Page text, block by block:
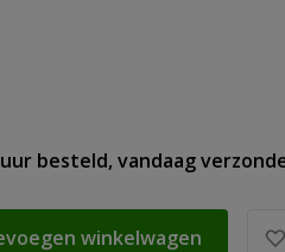
besteld, vandaag
winkelwagen